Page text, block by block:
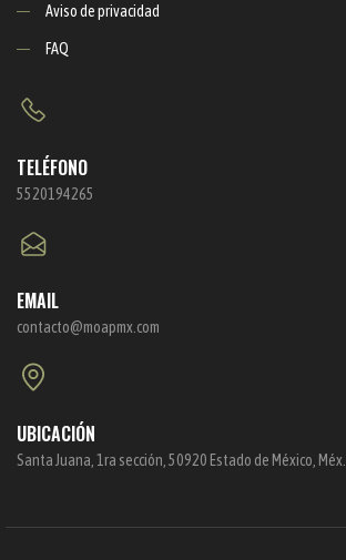
Aviso de privacidad
FAQ
TELÉFONO
5520194265
EMAIL
contacto@moapmx.com
UBICACIÓN
Santa Juana, 1ra sección, 50920 Estado de México, Méx.